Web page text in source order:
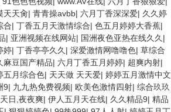
天天肏| 青青操avbb| 六月丁香深深爱| 久久婷
合| 丁香五月天激情综合| 色五月婷婷大香蕉|
| 亚洲视频在线网站| 国洲夜色亚热在线久久 |
婷| 丁香亭亭久久 | 深爱激情网噜噜色| 草综合
麻豆国产精品| 六月丁香五月婷婷| 超爽内射|
五月综合色| 天天做 天天爱| 婷婷五月激情中文
9| 九九热免费视频| 欧美色激情四射| 综合玖玖
日,夜夜爽| 伊人五月天在线| 久久精品9| 精品